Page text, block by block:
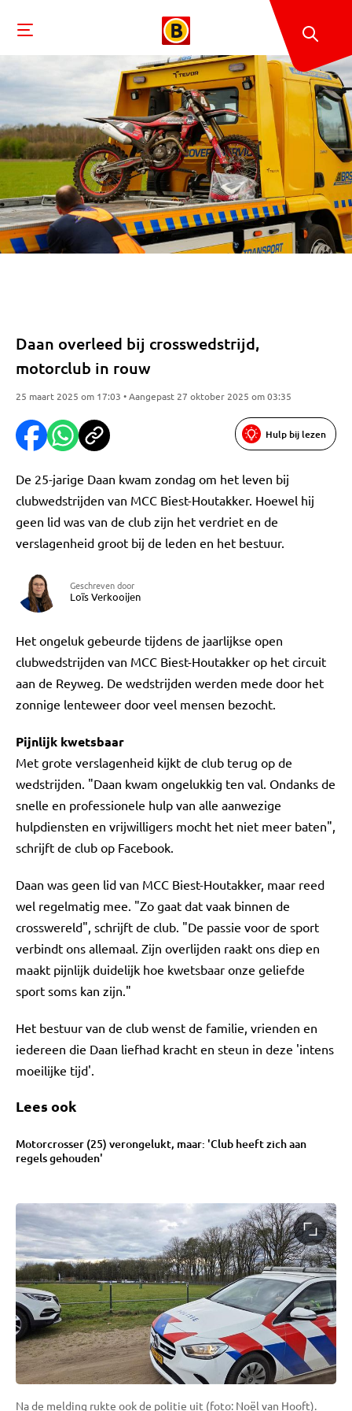
Daan overleed bij crosswedstrijd,
motorclub in rouw
25 maart 2025 om 17:03 • Aangepast 27 oktober 2025 om 03:35
Hulp bij lezen
De 25-jarige Daan kwam zondag om het leven bij
clubwedstrijden van MCC Biest-Houtakker. Hoewel hij
geen lid was van de club zijn het verdriet en de
verslagenheid groot bij de leden en het bestuur.
Geschreven door
Loïs Verkooijen
Het ongeluk gebeurde tijdens de jaarlijkse open
clubwedstrijden van MCC Biest-Houtakker op het circuit
aan de Reyweg. De wedstrijden werden mede door het
zonnige lenteweer door veel mensen bezocht.
Pijnlijk kwetsbaar
Met grote verslagenheid kijkt de club terug op de
wedstrijden. "Daan kwam ongelukkig ten val. Ondanks de
snelle en professionele hulp van alle aanwezige
hulpdiensten en vrijwilligers mocht het niet meer baten",
schrijft de club op Facebook.
Daan was geen lid van MCC Biest-Houtakker, maar reed
wel regelmatig mee. "Zo gaat dat vaak binnen de
crosswereld", schrijft de club. "De passie voor de sport
verbindt ons allemaal. Zijn overlijden raakt ons diep en
maakt pijnlijk duidelijk hoe kwetsbaar onze geliefde
sport soms kan zijn."
Het bestuur van de club wenst de familie, vrienden en
iedereen die Daan liefhad kracht en steun in deze 'intens
moeilijke tijd'.
Lees ook
Motorcrosser (25) verongelukt, maar: 'Club heeft zich aan
regels gehouden'
Na de melding rukte ook de politie uit (foto: Noël van Hooft).